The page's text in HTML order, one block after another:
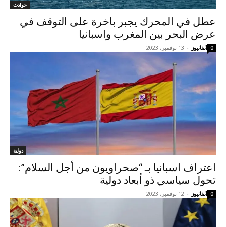
حوادث
عطل في المحرك يجبر باخرة على التوقف في
عرض البحر بين المغرب واسبانيا
آنفانيوز - 13 نوفمبر، 2023 0
دولية
اعتراف اسبانيا بـ “صحراويون من أجل السلام”:
تحول سياسي ذو أبعاد دولية
آنفانيوز - 12 نوفمبر، 2023 0